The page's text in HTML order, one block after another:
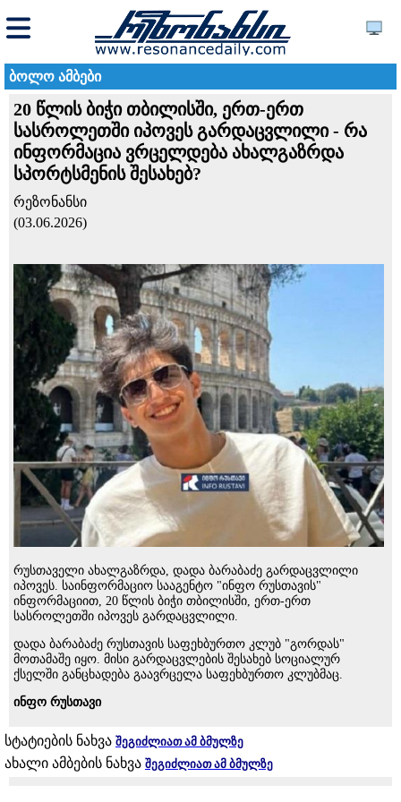
ბოლო ამბები
20 წლის ბიჭი თბილისში, ერთ-ერთ
სასროლეთში იპოვეს გარდაცვლილი - რა
ინფორმაცია ვრცელდება ახალგაზრდა
სპორტსმენის შესახებ?
რეზონანსი
(03.06.2026)
რუსთაველი ახალგაზრდა, დადა ბარაბაძე გარდაცვლილი
იპოვეს. საინფორმაციო სააგენტო "ინფო რუსთავის"
ინფორმაციით, 20 წლის ბიჭი თბილისში, ერთ-ერთ
სასროლეთში იპოვეს გარდაცვლილი.
დადა ბარაბაძე რუსთავის საფეხბურთო კლუბ "გორდას"
მოთამაშე იყო. მისი გარდაცვლების შესახებ სოციალურ
ქსელში განცხადება გაავრცელა საფეხბურთო კლუბმაც.
ინფო რუსთავი
სტატიების ნახვა შეგიძლიათ ამ ბმულზე
ახალი ამბების ნახვა შეგიძლიათ ამ ბმულზე